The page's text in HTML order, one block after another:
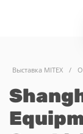
Выставка MITEX / О